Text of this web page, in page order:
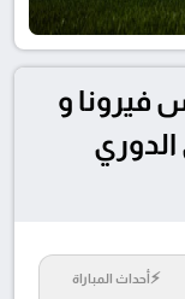
فيرونا و
2024-12-20 في الدوري
⚡أحداث المباراة